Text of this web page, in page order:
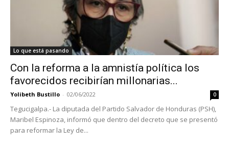
Lo que está pasando
Con la reforma a la amnistía política los
favorecidos recibirían millonarias...
Yolibeth Bustillo - 02/06/2022 0
Tegucigalpa.- La diputada del Partido Salvador de Honduras (PSH),
Maribel Espinoza, informó que dentro del decreto que se presentó
para reformar la Ley de...